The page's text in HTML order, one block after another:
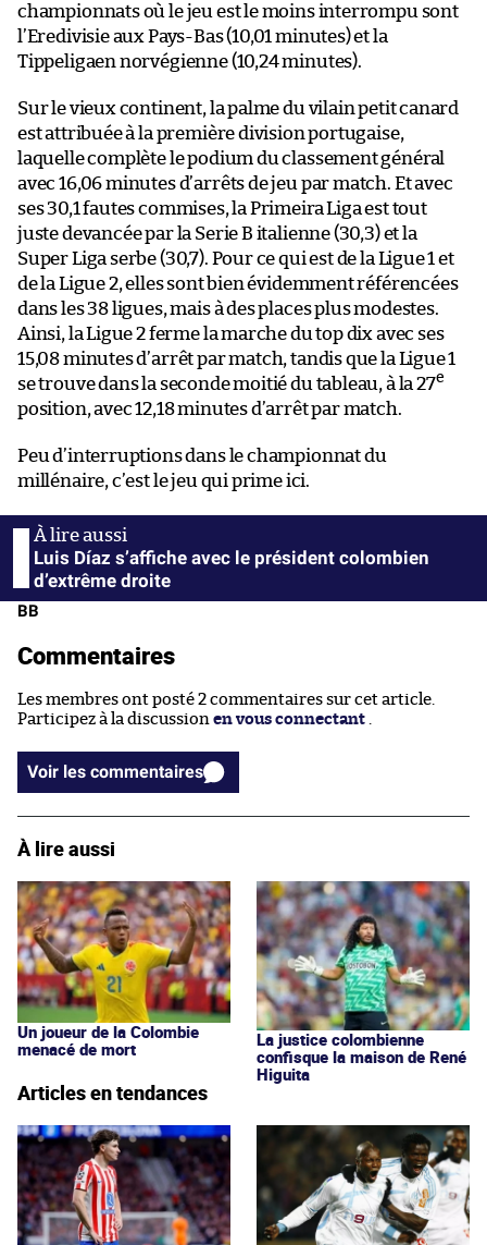
championnats où le jeu est le moins interrompu sont
l’Eredivisie aux Pays-Bas (10,01 minutes) et la
Tippeligaen norvégienne (10,24 minutes).
Sur le vieux continent, la palme du vilain petit canard
est attribuée à la première division portugaise,
laquelle complète le podium du classement général
avec 16,06 minutes d’arrêts de jeu par match. Et avec
ses 30,1 fautes commises, la Primeira Liga est tout
juste devancée par la Serie B italienne (30,3) et la
Super Liga serbe (30,7). Pour ce qui est de la Ligue 1 et
de la Ligue 2, elles sont bien évidemment référencées
dans les 38 ligues, mais à des places plus modestes.
Ainsi, la Ligue 2 ferme la marche du top dix avec ses
15,08 minutes d’arrêt par match, tandis que la Ligue 1
se trouve dans la seconde moitié du tableau, à la 27e
position, avec 12,18 minutes d’arrêt par match.
Peu d’interruptions dans le championnat du
millénaire, c’est le jeu qui prime ici.
Luis Díaz s’affiche avec le président colombien
d’extrême droite
BB
Commentaires
Les membres ont posté 2 commentaires sur cet article.
Participez à la discussion en vous connectant
Voir les commentaires
À lire aussi
Un joueur de la Colombie
menacé de mort
La justice colombienne
confisque la maison de René
Higuita
Articles en tendances